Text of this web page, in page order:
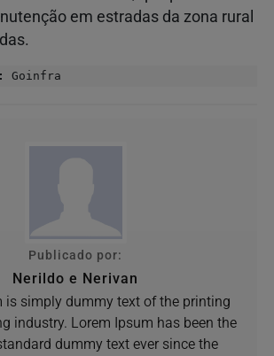
em estradas da zona rural
Goinfra
Publicado por:
Nerildo e Nerivan
is simply dummy text of the printing
industry. Lorem Ipsum has been the
dummy text ever since the